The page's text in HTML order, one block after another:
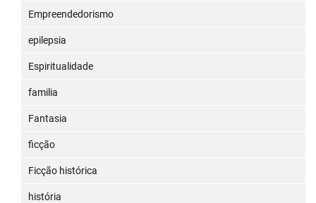
Empreendedorismo
epilepsia
Espiritualidade
familia
Fantasia
ficção
Ficção histórica
história